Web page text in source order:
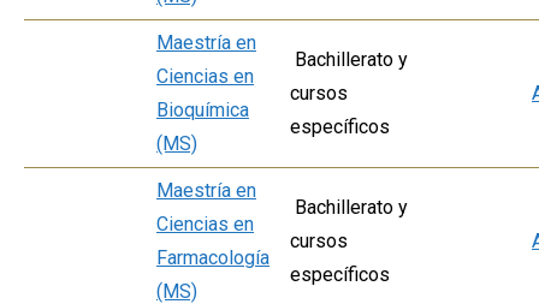
Maestría en
Ciencias en
Bioquímica
(MS)
Bachillerato y
cursos
específicos
Maestría en
Ciencias en
Farmacología
(MS)
Bachillerato y
cursos
específicos